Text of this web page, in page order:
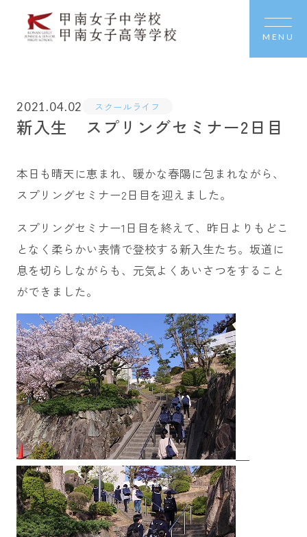
MENU
2021.04.02 スクールライフ
新入生 スプリングセミナー2日目
本日も晴天に恵まれ、暖かな春陽に包まれながら、
スプリングセミナー2日目を迎えました。
スプリングセミナー1日目を終えて、昨日よりもどこ
となく柔らかい表情で登校する新入生たち。坂道に
息を切らしながらも、元気よくあいさつをすること
ができました。